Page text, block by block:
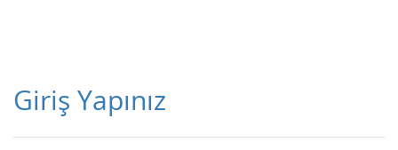
Giriş Yapınız